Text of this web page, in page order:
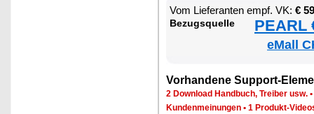
Vom Lie­fe­ran­ten empf. VK: €
Be­zugs­quel­le PEARL
eMall
Vor­han­de­ne Sup­port-
2 Down­load Hand­buch, Trei­ber usw. •
Kun­den­mei­nun­gen • 1 Pro­dukt-